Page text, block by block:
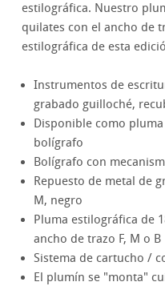
estilográfica. Nuestro
quilates con el ancho de
estilográfica de esta
Instrumentos de
grabado guilloché,
Disponible como
bolígrafo
Bolígrafo con
Repuesto de metal de
M, negro
Pluma estilográfica de
ancho de trazo F, M o B
Sistema de cartucho /
El plumín se "monta"